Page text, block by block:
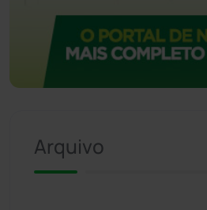
Arquivo